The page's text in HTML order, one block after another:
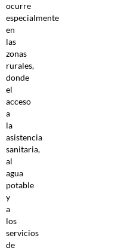
ocurre
especialmente
en
las
zonas
rurales,
donde
el
acceso
a
la
asistencia
sanitaria,
al
agua
potable
y
a
los
servicios
de